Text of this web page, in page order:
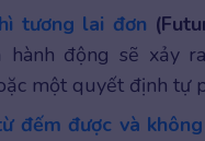
tương lai đơn
hành động sẽ xảy
một quyết định tự
đếm được và không